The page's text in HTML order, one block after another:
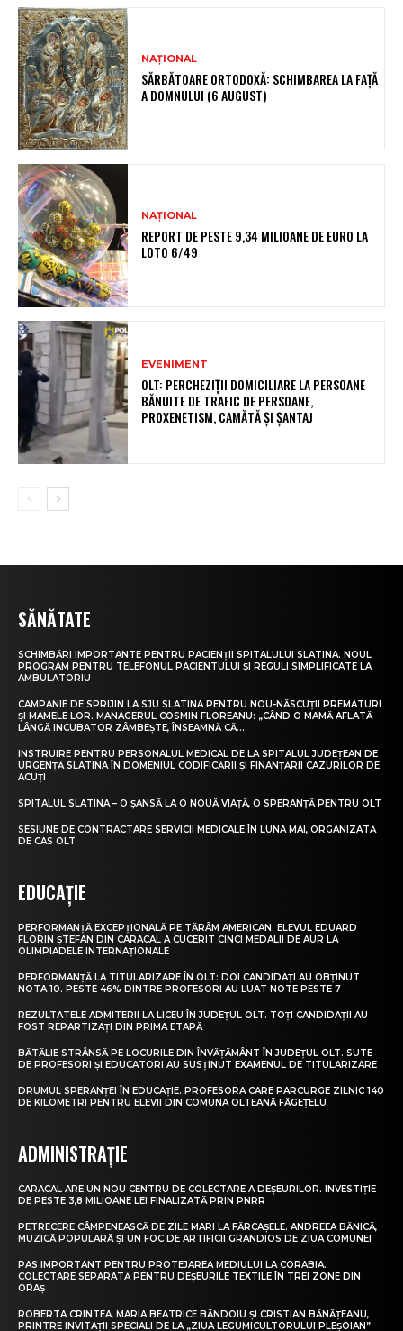
NAȚIONAL
SĂRBĂTOARE ORTODOXĂ: SCHIMBAREA LA FAȚĂ
A DOMNULUI (6 AUGUST)
NAȚIONAL
REPORT DE PESTE 9,34 MILIOANE DE EURO LA
LOTO 6/49
EVENIMENT
OLT: PERCHEZIŢII DOMICILIARE LA PERSOANE
BĂNUITE DE TRAFIC DE PERSOANE,
PROXENETISM, CAMĂTĂ ŞI ŞANTAJ
SĂNĂTATE
SCHIMBĂRI IMPORTANTE PENTRU PACIENȚII SPITALULUI SLATINA. NOUL
PROGRAM PENTRU TELEFONUL PACIENTULUI ȘI REGULI SIMPLIFICATE LA
AMBULATORIU
CAMPANIE DE SPRIJIN LA SJU SLATINA PENTRU NOU-NĂSCUȚII PREMATURI
ȘI MAMELE LOR. MANAGERUL COSMIN FLOREANU: „CÂND O MAMĂ AFLATĂ
LÂNGĂ INCUBATOR ZÂMBEȘTE, ÎNSEAMNĂ CĂ...
INSTRUIRE PENTRU PERSONALUL MEDICAL DE LA SPITALUL JUDEȚEAN DE
URGENȚĂ SLATINA ÎN DOMENIUL CODIFICĂRII ȘI FINANȚĂRII CAZURILOR DE
ACUȚI
SPITALUL SLATINA – O ȘANSĂ LA O NOUĂ VIAȚĂ, O SPERANȚĂ PENTRU OLT
SESIUNE DE CONTRACTARE SERVICII MEDICALE ÎN LUNA MAI, ORGANIZATĂ
DE CAS OLT
EDUCAȚIE
PERFORMANȚĂ EXCEPȚIONALĂ PE TĂRÂM AMERICAN. ELEVUL EDUARD
FLORIN ȘTEFAN DIN CARACAL A CUCERIT CINCI MEDALII DE AUR LA
OLIMPIADELE INTERNAȚIONALE
PERFORMANȚĂ LA TITULARIZARE ÎN OLT: DOI CANDIDAȚI AU OBȚINUT
NOTA 10. PESTE 46% DINTRE PROFESORI AU LUAT NOTE PESTE 7
REZULTATELE ADMITERII LA LICEU ÎN JUDEȚUL OLT. TOȚI CANDIDAȚII AU
FOST REPARTIZAȚI DIN PRIMA ETAPĂ
BĂTĂLIE STRÂNSĂ PE LOCURILE DIN ÎNVĂȚĂMÂNT ÎN JUDEȚUL OLT. SUTE
DE PROFESORI ȘI EDUCATORI AU SUSȚINUT EXAMENUL DE TITULARIZARE
DRUMUL SPERANȚEI ÎN EDUCAȚIE. PROFESORA CARE PARCURGE ZILNIC 140
DE KILOMETRI PENTRU ELEVII DIN COMUNA OLTEANĂ FĂGEȚELU
ADMINISTRAȚIE
CARACAL ARE UN NOU CENTRU DE COLECTARE A DEȘEURILOR. INVESTIȚIE
DE PESTE 3,8 MILIOANE LEI FINALIZATĂ PRIN PNRR
PETRECERE CÂMPENEASCĂ DE ZILE MARI LA FĂRCAȘELE. ANDREEA BĂNICĂ,
MUZICĂ POPULARĂ ȘI UN FOC DE ARTIFICII GRANDIOS DE ZIUA COMUNEI
PAS IMPORTANT PENTRU PROTEJAREA MEDIULUI LA CORABIA.
COLECTARE SEPARATĂ PENTRU DEȘEURILE TEXTILE ÎN TREI ZONE DIN
ORAȘ
ROBERTA CRINTEA, MARIA BEATRICE BĂNDOIU ȘI CRISTIAN BĂNĂȚEANU,
PRINTRE INVITAȚII SPECIALI DE LA „ZIUA LEGUMICULTORULUI PLEȘOIAN”